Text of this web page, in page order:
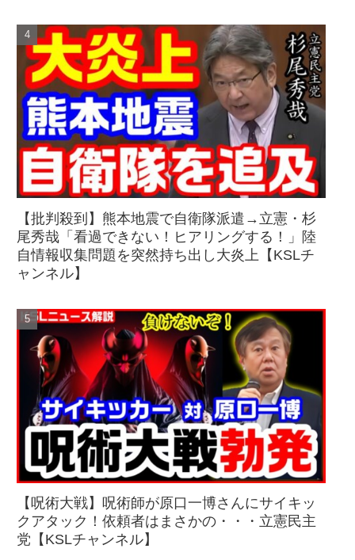
【批判殺到】熊本地震で自衛隊派遣→立憲・杉
尾秀哉「看過できない！ヒアリングする！」陸
自情報収集問題を突然持ち出し大炎上【KSLチ
ャンネル】
【呪術大戦】呪術師が原口一博さんにサイキッ
クアタック！依頼者はまさかの・・・立憲民主
党【KSLチャンネル】